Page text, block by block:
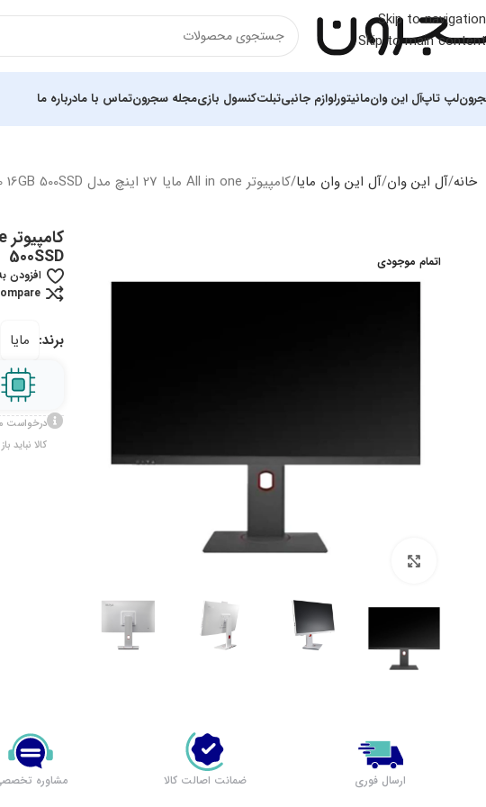
Skip to navigation
Skip to main content
لپ تاپ
لپ تاپ لنوو (مشاهده همه)
لپ تاپ IdeaPad 3
لپ تاپ IdeaPad 5
آل این وانمانیتورلوازم جانبیتبلتکنسول بازیمجله سجرونتماس با مادرباره ما
خانه آل این وان آل این وان مایا کامپیوتر All in one مایا 27 اینچ مدل MA27P i5 12400 16GB 500SSD
اتمام موجودی 500SSD
افزودن
برند: مایا
درخواست
کالا نباید
ارسال فوری ضمانت اصالت کالا مشاوره